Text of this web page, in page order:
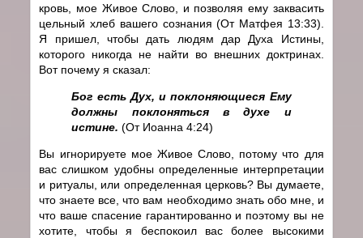
кровь, мое Живое Слово, и позволяя ему заквасить
цельный хлеб вашего сознания (От Матфея 13:33).
Я пришел, чтобы дать людям дар Духа Истины,
которого никогда не найти во внешних доктринах.
Вот почему я сказал:
Бог есть Дух, и поклоняющиеся Ему
должны поклоняться в духе и
истине. (От Иоанна 4:24)
Вы игнорируете мое Живое Слово, потому что для
вас слишком удобны определенные интерпретации
и ритуалы, или определенная церковь? Вы думаете,
что знаете все, что вам необходимо знать обо мне, и
что ваше спасение гарантированно и поэтому вы не
хотите, чтобы я беспокоил вас более высокими